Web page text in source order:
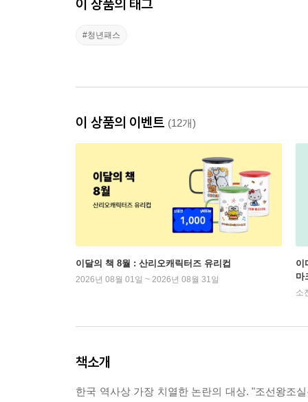
이 상품의 태그
#청년패스
이 상품의 이벤트 (12개)
이달의 책 8월 : 산리오캐릭터즈 유리컵
2026년 08월 01일 ~ 2026년 08월 31일
이
마
소
책소개
한국 역사상 가장 치열한 논란의 대상. "조선왕조